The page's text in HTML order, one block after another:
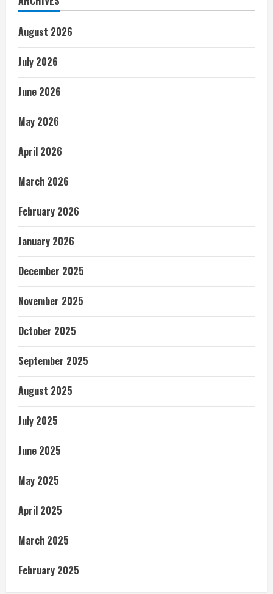
August 2026
July 2026
June 2026
May 2026
April 2026
March 2026
February 2026
January 2026
December 2025
November 2025
October 2025
September 2025
August 2025
July 2025
June 2025
May 2025
April 2025
March 2025
February 2025